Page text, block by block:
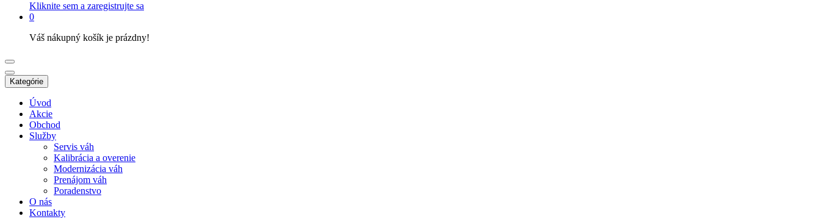
Kliknite sem a zaregistrujte sa
0
Váš nákupný košík je prázdny!
Kategórie
Úvod
Akcie
Obchod
Služby
Servis váh
Kalibrácia a overenie
Modernizácia váh
Prenájom váh
Poradenstvo
O nás
Kontakty